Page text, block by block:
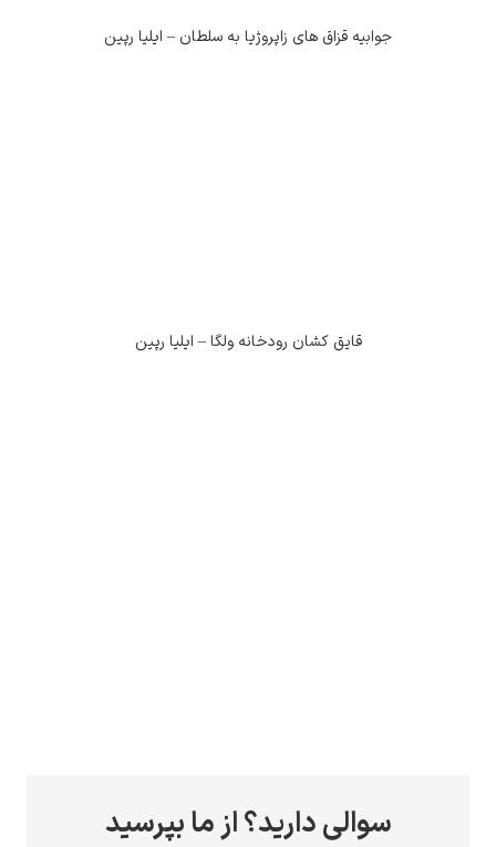
جوابیه قزاق های زاپروژیا به سلطان – ایلیا رپین
قایق کشان رودخانه ولگا – ایلیا رپین
سوالی دارید؟ از ما بپرسید